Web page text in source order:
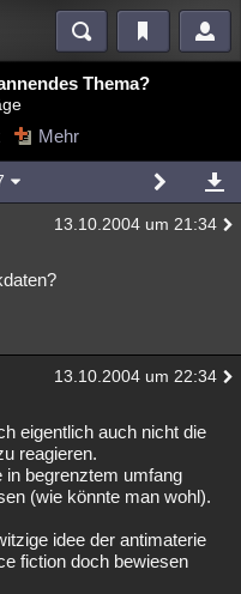
Videos
Mystery Kriminalfälle
Gaming Filme
Allmystery English
Neue Geschlossen
Thema?
Mehr
13.10.2004 um 21:34
13.10.2004 um 22:34
eigentlich auch nicht die
reagieren.
begrenztem umfang
(wie könnte man wohl).
idee der antimaterie
fiction doch bewiesen